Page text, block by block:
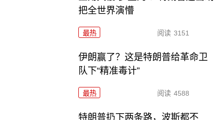
把全世界演懵
最热 阅读 3151
伊朗赢了？这是特朗普给革命卫
队下“精准毒计”
最热 阅读 4588
特朗普扔下两条路，波斯都不